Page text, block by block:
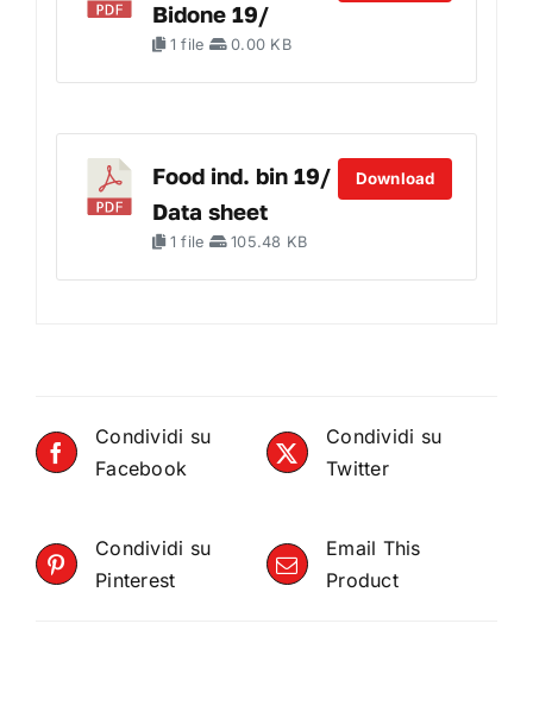
Bidone 19/
1 file 0.00 KB
Food ind. bin 19/
Data sheet
1 file 105.48 KB
Download
Condividi su
Facebook
Condividi su
Twitter
Condividi su
Pinterest
Email This
Product